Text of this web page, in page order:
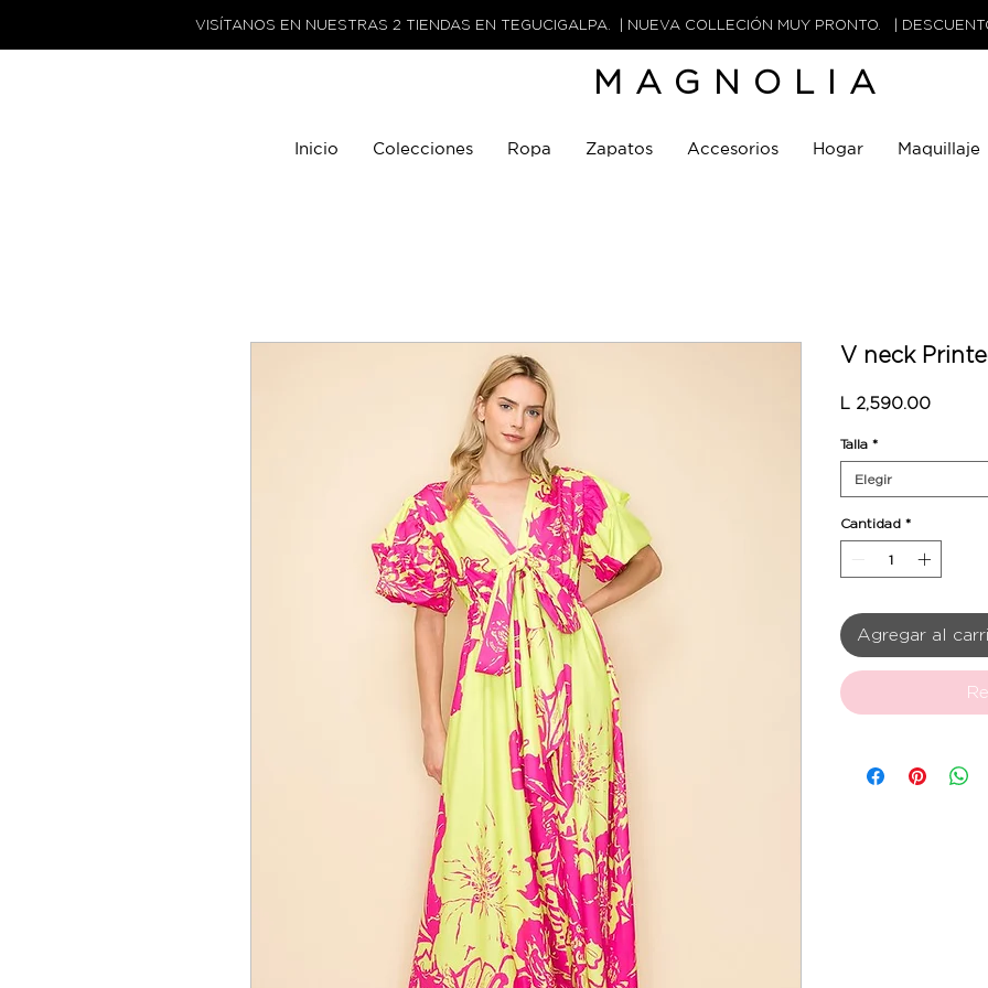
VISÍTANOS EN NUESTRAS 2 TIENDAS EN TEGUCIGALPA. | NUEVA COLLECIÓN MUY PRONTO. |
MAGNOLIA
Inicio Colecciones Ropa Zapatos Accesorios Hogar Maquillaje
V neck
L 2,590.00Precio
Talla *
Elegir
Cantidad *
Agregar al